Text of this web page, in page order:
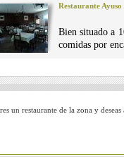
Restaurante Ayuso
Bien situado a
comidas por
un restaurante de la zona y